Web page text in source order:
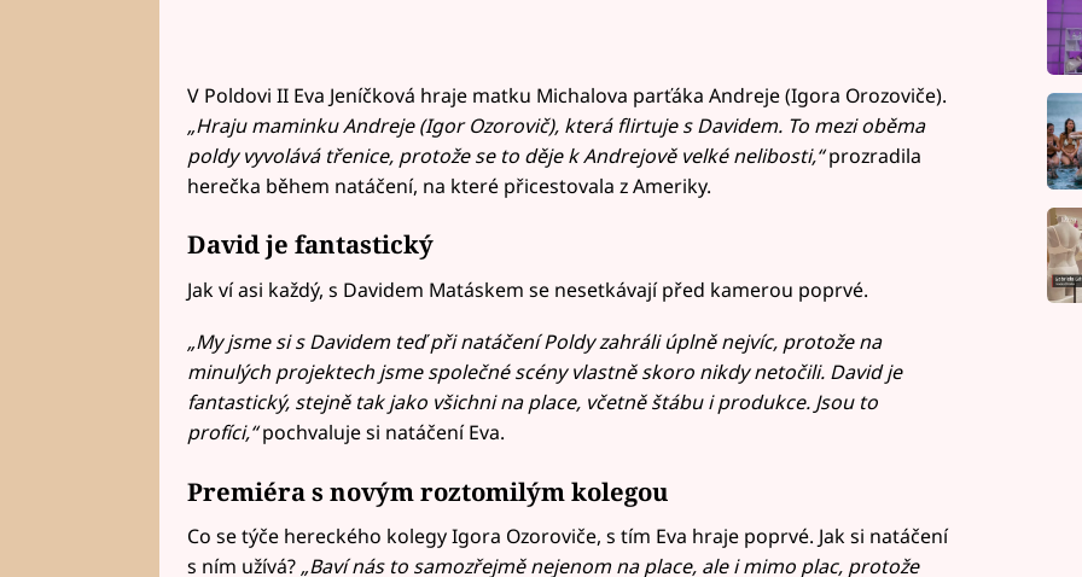
V Poldovi II Eva Jeníčková hraje matku Michalova parťáka Andreje (Igora Orozoviče).
„Hraju maminku Andreje (Igor Ozorovič), která flirtuje s Davidem. To mezi oběma
poldy vyvolává třenice, protože se to děje k Andrejově velké nelibosti,“prozradila
herečka během natáčení, na které přicestovala z Ameriky.
David je fantastický
Jak ví asi každý, s Davidem Matáskem se nesetkávají před kamerou poprvé.
„My jsme si s Davidem teď při natáčení Poldy zahráli úplně nejvíc, protože na
minulých projektech jsme společné scény vlastně skoro nikdy netočili. David je
fantastický, stejně tak jako všichni na place, včetně štábu i produkce. Jsou to
profíci,“pochvaluje si natáčení Eva.
Premiéra s novým roztomilým kolegou
Co se týče hereckého kolegy Igora Ozoroviče, s tím Eva hraje poprvé. Jak si natáčení
s ním užívá? „Baví nás to samozřejmě nejenom na place, ale i mimo plac, protože